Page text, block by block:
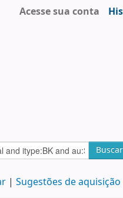
Acesse sua conta
Buscar
Sugestões de aquisição